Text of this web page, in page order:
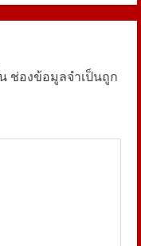
ช่องข้อมูลจำเป็นถูก